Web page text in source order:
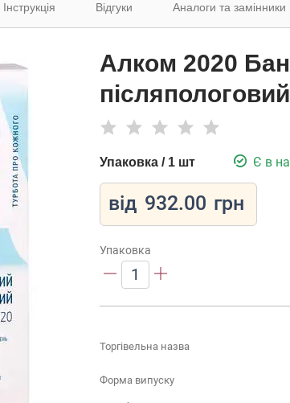
Інструкція Відгуки Аналоги та замінники
Алком 2020
Упаковка / 1 шт Є в
від 932.00 грн
Упаковка
1
Торгівельна назва
Форма випуску